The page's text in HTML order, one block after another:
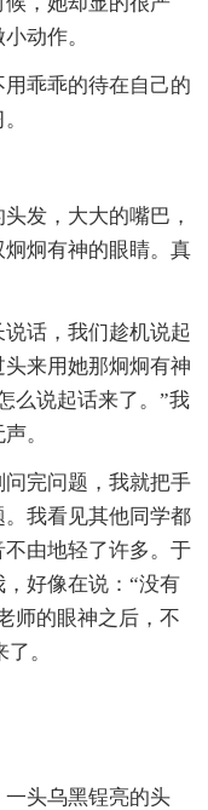
动作。
乖乖的待在自己的
发，大大的嘴巴，
炯有神的眼睛。真
话，我们趁机说起
来用她那炯炯有神
么说起话来了。”我
。
完问题，我就把手
我看见其他同学都
由地轻了许多。于
好像在说：“没有
师的眼神之后，不
。
头乌黑锃亮的头